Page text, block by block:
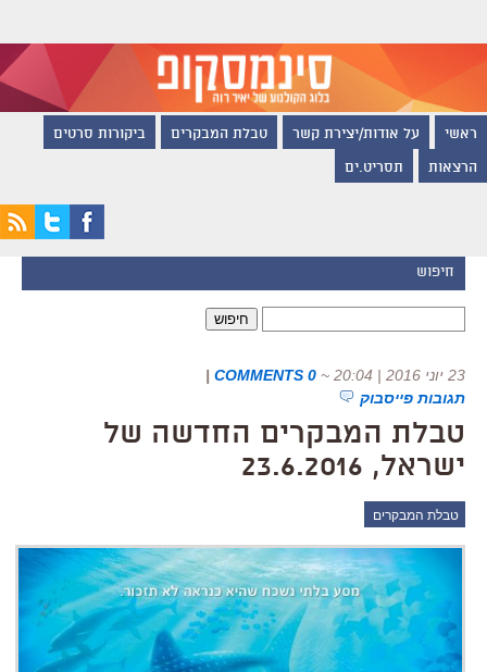
ראשי על אודות/יצירת קשר טבלת המבקרים ביקורות סרטים
הרצאות תסריט.ים
חיפוש
23 יוני 2016 | 20:04 ~
0 COMMENTS
|
תגובות פייסבוק
טבלת המבקרים החדשה של
ישראל, 23.6.2016
טבלת המבקרים